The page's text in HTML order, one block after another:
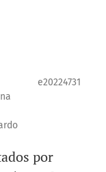
e20224731
por